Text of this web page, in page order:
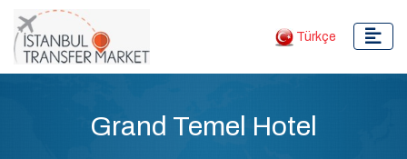
Türkçe
Grand Temel Hotel